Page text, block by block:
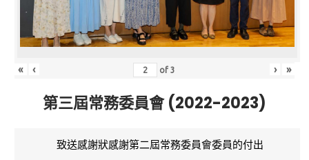
« ‹ of3 › »
第三屆常務委員會 (2022-2023)
致送感謝狀感謝第二屆常務委員會委員的付出